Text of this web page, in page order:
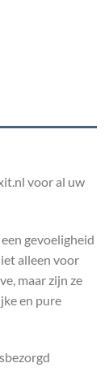
voor al uw
gevoeligheid
alleen voor
maar zijn ze
en pure